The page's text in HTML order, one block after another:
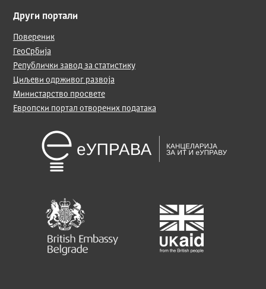
Други портали
Повереник
ГеоСрбија
Републички завод за статистику
Циљеви одрживог развоја
Министарство просвете
Европски портал отворених података